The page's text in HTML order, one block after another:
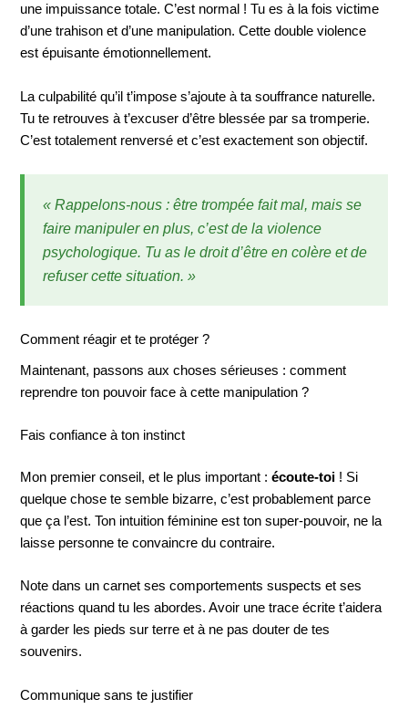
une impuissance totale. C’est normal ! Tu es à la fois victime
d’une trahison et d’une manipulation. Cette double violence
est épuisante émotionnellement.
La culpabilité qu’il t’impose s’ajoute à ta souffrance naturelle.
Tu te retrouves à t’excuser d’être blessée par sa tromperie.
C’est totalement renversé et c’est exactement son objectif.
« Rappelons-nous : être trompée fait mal, mais se
faire manipuler en plus, c’est de la violence
psychologique. Tu as le droit d’être en colère et de
refuser cette situation. »
Comment réagir et te protéger ?
Maintenant, passons aux choses sérieuses : comment
reprendre ton pouvoir face à cette manipulation ?
Fais confiance à ton instinct
Mon premier conseil, et le plus important :écoute-toi ! Si
quelque chose te semble bizarre, c’est probablement parce
que ça l’est. Ton intuition féminine est ton super-pouvoir, ne la
laisse personne te convaincre du contraire.
Note dans un carnet ses comportements suspects et ses
réactions quand tu les abordes. Avoir une trace écrite t’aidera
à garder les pieds sur terre et à ne pas douter de tes
souvenirs.
Communique sans te justifier